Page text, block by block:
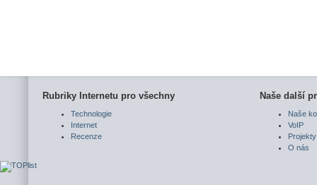
Rubriky Internetu pro všechny
Technologie
Internet
Recenze
Naše další
Naše
VoIP
Projekty
O nás